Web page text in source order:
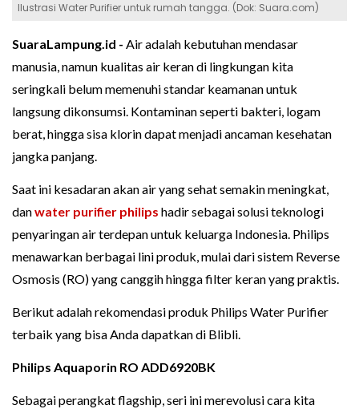
Ilustrasi Water Purifier untuk rumah tangga. (Dok: Suara.com)
SuaraLampung.id - Air adalah kebutuhan mendasar
manusia, namun kualitas air keran di lingkungan kita
seringkali belum memenuhi standar keamanan untuk
langsung dikonsumsi. Kontaminan seperti bakteri, logam
berat, hingga sisa klorin dapat menjadi ancaman kesehatan
jangka panjang.
Saat ini kesadaran akan air yang sehat semakin meningkat,
danwater purifier philips hadir sebagai solusi teknologi
penyaringan air terdepan untuk keluarga Indonesia. Philips
menawarkan berbagai lini produk, mulai dari sistem Reverse
Osmosis (RO) yang canggih hingga filter keran yang praktis.
Berikut adalah rekomendasi produk Philips Water Purifier
terbaik yang bisa Anda dapatkan di Blibli.
Philips Aquaporin RO ADD6920BK
Sebagai perangkat flagship, seri ini merevolusi cara kita